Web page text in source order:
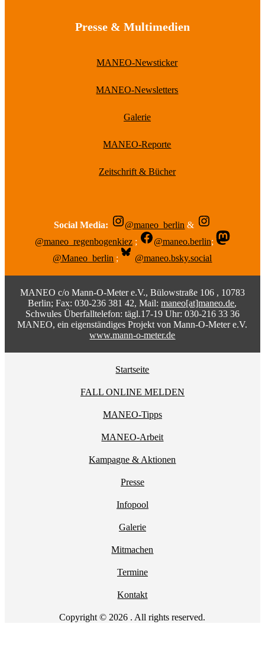
Presse & Multimedien
MANEO-Newsticker
MANEO-Newsletters
Galerie
MANEO-Reporte
Zeitschrift & Bücher
Social Media: @maneo_berlin &
@maneo_regenbogenkiez ; @maneo.berlin;
@Maneo_berlin ; @maneo.bsky.social
MANEO c/o Mann-O-Meter e.V., Bülowstraße 106 , 10783
Berlin; Fax: 030-236 381 42, Mail:maneo[at]maneo.de,
Schwules Überfalltelefon: tägl.17-19 Uhr: 030-216 33 36
MANEO, ein eigenständiges Projekt von Mann-O-Meter e.V.
www.mann-o-meter.de
Startseite
FALL ONLINE MELDEN
MANEO-Tipps
MANEO-Arbeit
Kampagne & Aktionen
Presse
Infopool
Galerie
Mitmachen
Termine
Kontakt
Copyright © 2026 . All rights reserved.